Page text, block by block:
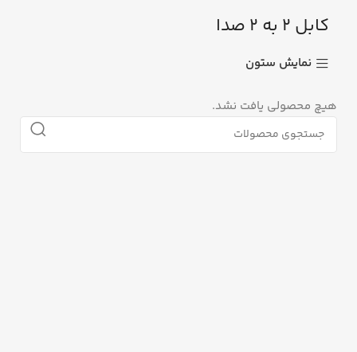
کابل ۲ به ۲ صدا
نمایش ستون
هیچ محصولی یافت نشد.